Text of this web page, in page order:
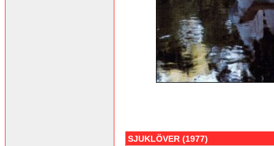
SJUKLÖVER (1977)